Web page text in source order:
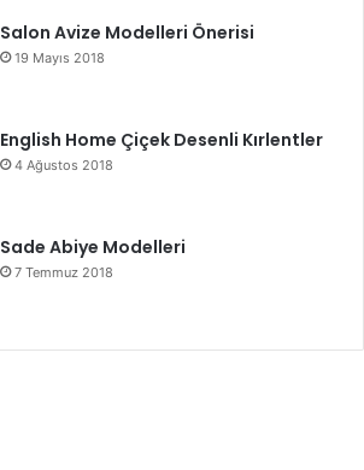
Salon Avize Modelleri Önerisi
19 Mayıs 2018
English Home Çiçek Desenli Kırlentler
4 Ağustos 2018
Sade Abiye Modelleri
7 Temmuz 2018